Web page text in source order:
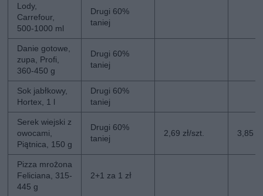
Lody,
Carrefour,
500-1000 ml
Drugi 60%
taniej
Danie gotowe,
zupa, Profi,
360-450 g
Drugi 60%
taniej
Sok jabłkowy,
Hortex, 1 l
Drugi 60%
taniej
Serek wiejski z
owocami,
Piątnica, 150 g
Drugi 60%
taniej
2,69 zł/szt. 3,85
Pizza mrożona
Feliciana, 315-
445 g
2+1 za 1 zł